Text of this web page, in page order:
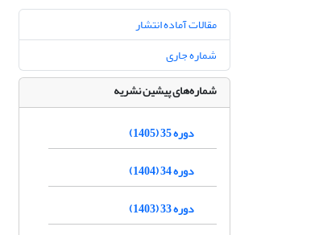
مقالات آماده انتشار
شماره جاری
شماره‌های پیشین نشریه
دوره 35 (1405)
دوره 34 (1404)
دوره 33 (1403)